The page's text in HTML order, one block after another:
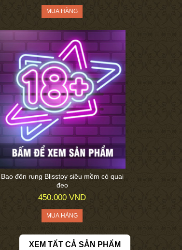
Bao đôn rung Blisstoy siêu mềm có quai
đeo
450.000 VND
XEM TẤT CẢ SẢN PHẨM